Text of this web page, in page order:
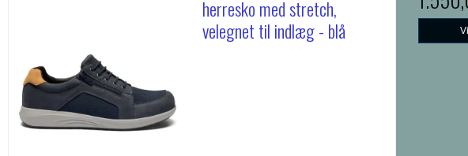
herresko med stretch,
velegnet til indlæg - blå